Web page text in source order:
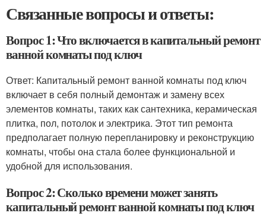
Связанные вопросы и ответы:
Вопрос 1: Что включается в капитальный ремонт
ванной комнаты под ключ
Ответ: Капитальный ремонт ванной комнаты под ключ
включает в себя полный демонтаж и замену всех
элементов комнаты, таких как сантехника, керамическая
плитка, пол, потолок и электрика. Этот тип ремонта
предполагает полную перепланировку и реконструкцию
комнаты, чтобы она стала более функциональной и
удобной для использования.
Вопрос 2: Сколько времени может занять
капитальный ремонт ванной комнаты под ключ